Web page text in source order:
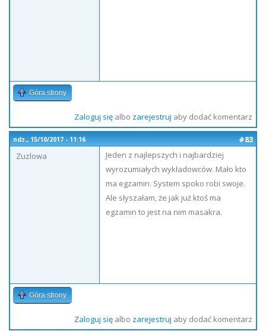
Góra strony
Zaloguj sięalbo zarejestruj aby dodać komentarz
ndz., 15/10/2017 - 11:16
#83
Zuzlowa
Jeden z najlepszych i najbardziej
wyrozumiałych wykładowców. Mało kto
ma egzamin. System spoko robi swoje.
Ale słyszałam, że jak już ktoś ma
egzamin to jest na nim masakra.
Góra strony
Zaloguj sięalbo zarejestruj aby dodać komentarz